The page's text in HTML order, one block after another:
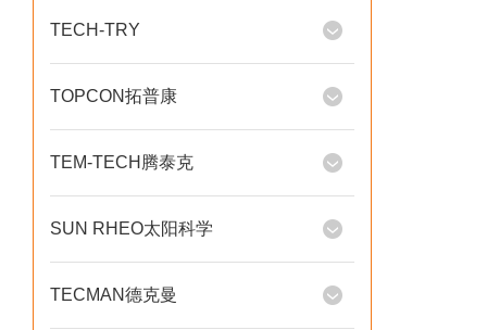
TECH-TRY
TOPCON拓普康
TEM-TECH腾泰克
SUN RHEO太阳科学
TECMAN德克曼